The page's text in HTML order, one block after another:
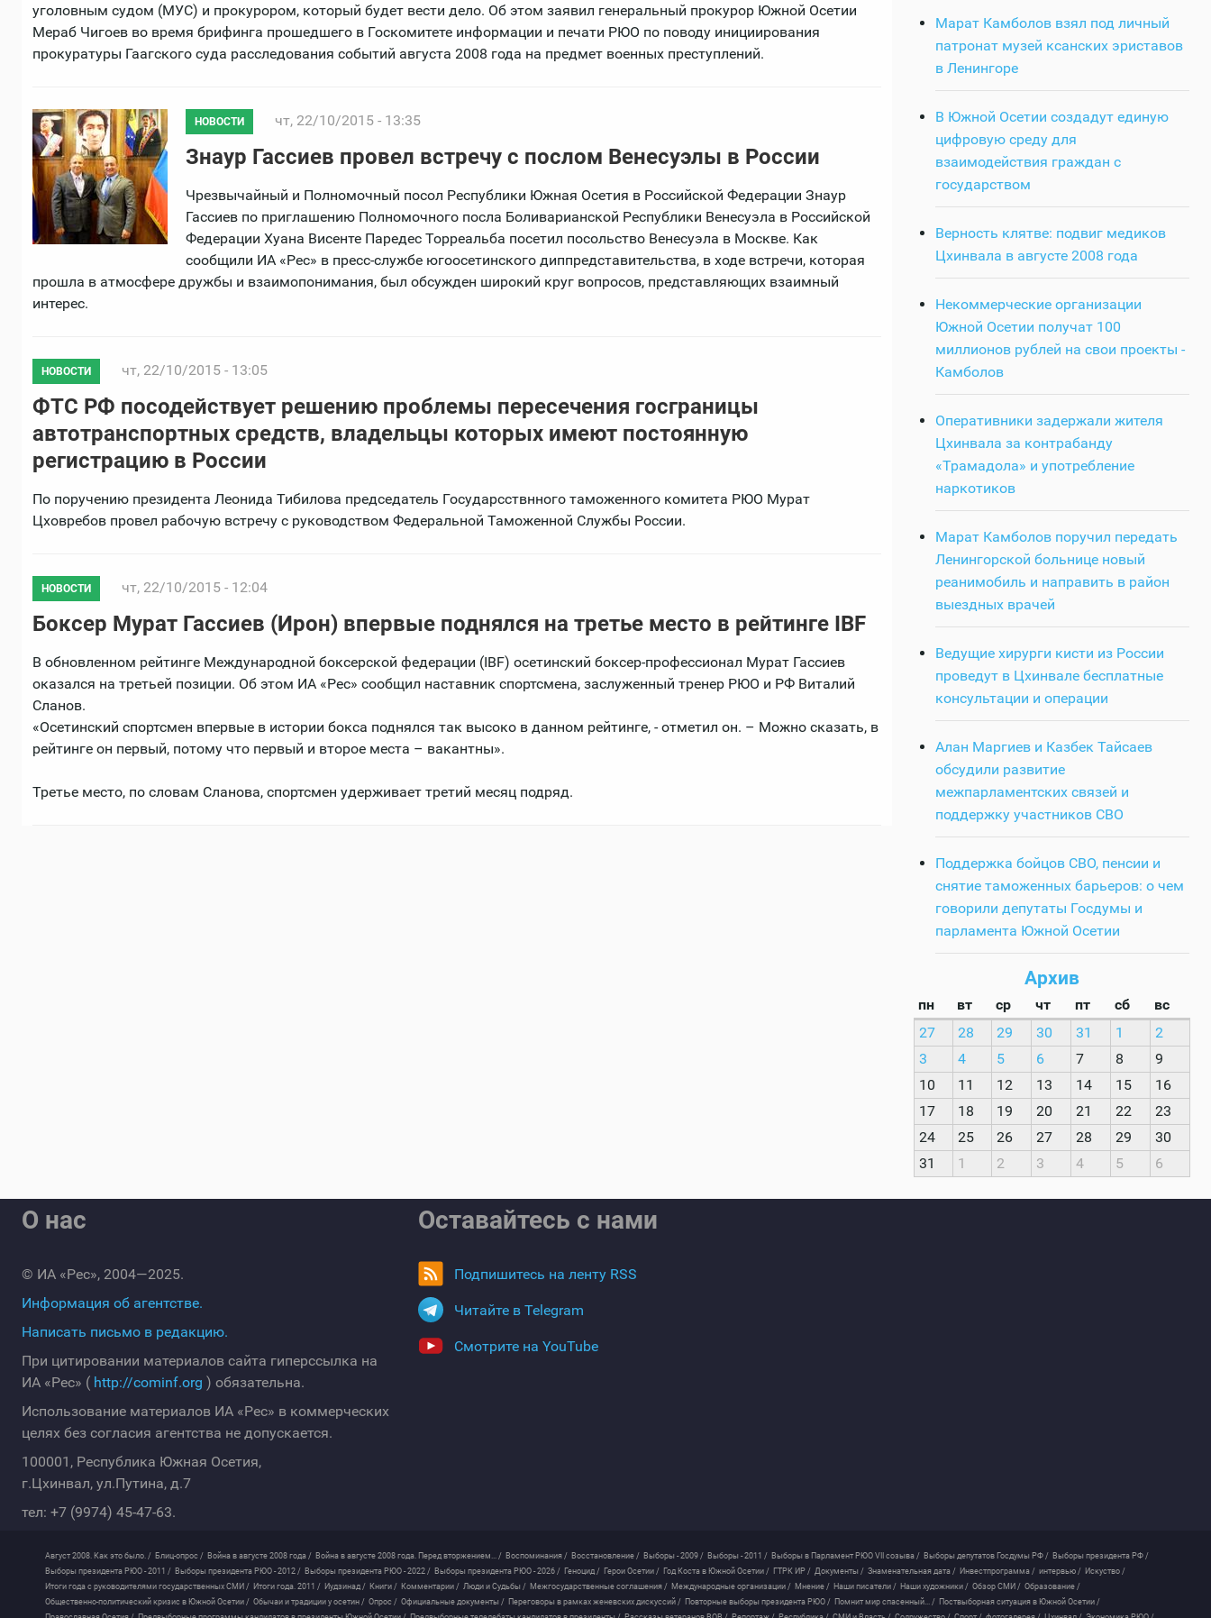
уголовным судом (МУС) и прокурором, который будет вести дело. Об этом заявил генеральный прокурор Южной Осетии
Мераб Чигоев во время брифинга прошедшего в Госкомитете информации и печати РЮО по поводу инициирования
прокуратуры Гаагского суда расследования событий августа 2008 года на предмет военных преступлений.
НОВОСТИ чт, 22/10/2015 - 13:35
Знаур Гассиев провел встречу с послом Венесуэлы в России
Чрезвычайный и Полномочный посол Республики Южная Осетия в Российской Федерации Знаур
Гассиев по приглашению Полномочного посла Боливарианской Республики Венесуэла в Российской
Федерации Хуана Висенте Паредес Торреальба посетил посольство Венесуэла в Москве. Как
сообщили ИА «Рес» в пресс-службе югоосетинского диппредставительства, в ходе встречи, которая
прошла в атмосфере дружбы и взаимопонимания, был обсужден широкий круг вопросов, представляющих взаимный
интерес.
НОВОСТИ чт, 22/10/2015 - 13:05
ФТС РФ посодействует решению проблемы пересечения госграницы
автотранспортных средств, владельцы которых имеют постоянную
регистрацию в России
По поручению президента Леонида Тибилова председатель Государсствнного таможенного комитета РЮО Мурат
Цховребов провел рабочую встречу с руководством Федеральной Таможенной Службы России.
НОВОСТИ чт, 22/10/2015 - 12:04
Боксер Мурат Гассиев (Ирон) впервые поднялся на третье место в рейтинге IBF
В обновленном рейтинге Международной боксерской федерации (IBF) осетинский боксер-профессионал Мурат Гассиев
оказался на третьей позиции. Об этом ИА «Рес» сообщил наставник спортсмена, заслуженный тренер РЮО и РФ Виталий
Сланов.
«Осетинский спортсмен впервые в истории бокса поднялся так высоко в данном рейтинге, - отметил он. – Можно сказать, в
рейтинге он первый, потому что первый и второе места – вакантны».
Третье место, по словам Сланова, спортсмен удерживает третий месяц подряд.
Марат Камболов взял под личный
патронат музей ксанских эриставов
в Ленингоре
В Южной Осетии создадут единую
цифровую среду для
взаимодействия граждан с
государством
Верность клятве: подвиг медиков
Цхинвала в августе 2008 года
Некоммерческие организации
Южной Осетии получат 100
миллионов рублей на свои проекты -
Камболов
Оперативники задержали жителя
Цхинвала за контрабанду
«Трамадола» и употребление
наркотиков
Марат Камболов поручил передать
Ленингорской больнице новый
реанимобиль и направить в район
выездных врачей
Ведущие хирурги кисти из России
проведут в Цхинвале бесплатные
консультации и операции
Алан Маргиев и Казбек Тайсаев
обсудили развитие
межпарламентских связей и
поддержку участников СВО
Поддержка бойцов СВО, пенсии и
снятие таможенных барьеров: о чем
говорили депутаты Госдумы и
парламента Южной Осетии
Архив
пн вт ср чт пт сб
вс
27
28 29 30 31 1
2
3
4 5 6 7 8
9
10
11 12 13 14 15
16
17
18 19 20 21 22
23
24
25 26 27 28 29
30
31
1 2 3 4 5 6
О нас
© ИА «Рес», 2004—2025.
Информация об агентстве.
Написать письмо в редакцию.
При цитировании материалов сайта гиперссылка на
ИА «Рес» ( http://cominf.org ) обязательна.
Использование материалов ИА «Рес» в коммерческих
целях без согласия агентства не допускается.
100001, Республика Южная Осетия,
г.Цхинвал, ул.Путина, д.7
тел: +7 (9974) 45-47-63.
Оставайтесь с нами
Подпишитесь на ленту RSS
Читайте в Telegram
Смотрите на YouTube
Август 2008. Как это было. / Блиц-опрос / Война в августе 2008 года / Война в августе 2008 года. Перед вторжением... / Воспоминания / Восстановление / Выборы - 2009 / Выборы - 2011 / Выборы в Парламент РЮО VII созыва / Выборы депутатов Госдумы РФ / Выборы президента РФ /
Выборы президента РЮО - 2011 / Выборы президента РЮО - 2012 / Выборы президента РЮО - 2022 / Выборы президента РЮО - 2026 / Геноцид / Герои Осетии / Год Коста в Южной Осетии / ГТРК ИР / Документы / Знаменательная дата / Инвестпрограмма / интервью / Искуство /
Итоги года с руководителями государственных СМИ / Итоги года. 2011 / Иудзинад / Книги / Комментарии / Люди и Судьбы / Межгосударственные соглашения / Международные организации / Мнение / Наши писатели / Наши художники / Обзор СМИ / Образование /
Общественно-политический кризис в Южной Осетии / Обычаи и традиции у осетин / Опрос / Официальные документы / Переговоры в рамках женевских дискуссий / Повторные выборы президента РЮО / Помнит мир спасенный... / Поствыборная ситуация в Южной Осетии /